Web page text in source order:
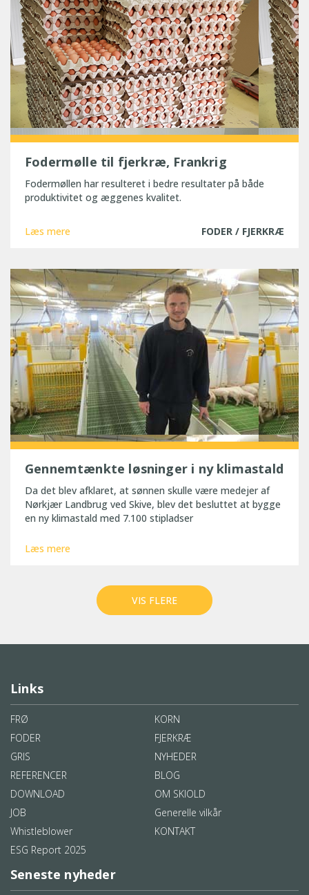
Fodermølle til fjerkræ, Frankrig
Fodermøllen har resulteret i bedre resultater på både
produktivitet og æggenes kvalitet.
Læs mere FODER / FJERKRÆ
Gennemtænkte løsninger i ny klimastald
Da det blev afklaret, at sønnen skulle være medejer af
Nørkjær Landbrug ved Skive, blev det besluttet at bygge
en ny klimastald med 7.100 stipladser
Læs mere
VIS FLERE
Links
FRØ
KORN
FODER
FJERKRÆ
GRIS
NYHEDER
REFERENCER
BLOG
DOWNLOAD
OM SKIOLD
JOB
Generelle vilkår
Whistleblower
KONTAKT
ESG Report 2025
Seneste nyheder